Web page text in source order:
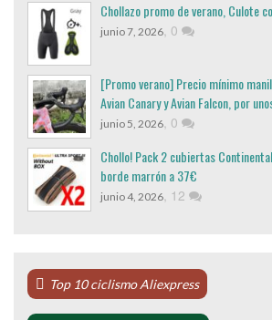
Chollazo promo de verano, Culote
junio 7, 2026, 0
[Promo verano] Precio mínimo
Avian Canary y Avian Falcon, por
junio 5, 2026, 0
Chollo! Pack 2 cubiertas
borde marrón a 37€
junio 4, 2026, 12
Top 10 ciclismo Aliexpress